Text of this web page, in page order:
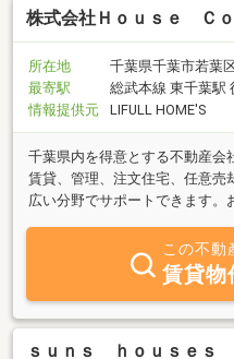
株式会社Ｈｏｕｓｅ Ｃ
所在地
千葉県千葉市若葉
最寄駅
総武本線 東千葉駅
情報提供元
LIFULL HOME'S
千葉県内を得意とする不動産会
賃貸、管理、注文住宅、任意売
広い分野でサポートできます。
この不動
賃貸物
ｓｕｎｓ ｈｏｕｓｅｓ